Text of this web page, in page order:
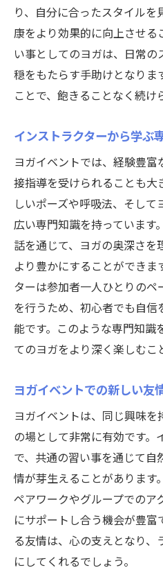
り、自分に合ったスタイル
康をより効果的に向上させる
い事としてのヨガは、日常
穏をもたらす手助けとなりま
ことで、飽きることなく続け
インストラクターから学ぶ
ヨガイベントでは、経験豊
接指導を受けられることも大
しいポーズや呼吸法、そし
広い専門知識を持っています
話を通じて、ヨガの奥深さを
より豊かにすることができま
ターは参加者一人ひとりの
を行うため、初心者でも自
能です。このような専門知識
てのヨガをより深く楽しむこ
ヨガイベントでの新しい友
ヨガイベントは、同じ興味
の場として非常に有効です。
で、共通の習い事を通じて
情が芽生えることがあります
ペアワークやグループでのア
にサポートし合う機会が豊
る友情は、心の支えとなり
にしてくれるでしょう。
公式ラジオ番組「ダンスの
視聴
公式ラジオ番組「ダンスの
視聴